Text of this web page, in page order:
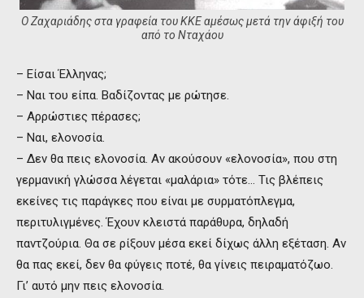
Ο Ζαχαριάδης στα γραφεία του ΚΚΕ αμέσως μετά την άφιξή του
από το Νταχάου
– Είσαι Έλληνας;
– Ναι του είπα. Βαδίζοντας με ρώτησε.
– Αρρώστιες πέρασες;
– Ναι, ελονοσία.
– Δεν θα πεις ελονοσία. Αν ακούσουν «ελονοσία», που στη
γερμανική γλώσσα λέγεται «μαλάρια» τότε… Τις βλέπεις
εκείνες τις παράγκες που είναι με συρματόπλεγμα,
περιτυλιγμένες. Έχουν κλειστά παράθυρα, δηλαδή
παντζούρια. Θα σε ρίξουν μέσα εκεί δίχως άλλη εξέταση. Αν
θα πας εκεί, δεν θα φύγεις ποτέ, θα γίνεις πειραματόζωο.
Γι’ αυτό μην πεις ελονοσία.